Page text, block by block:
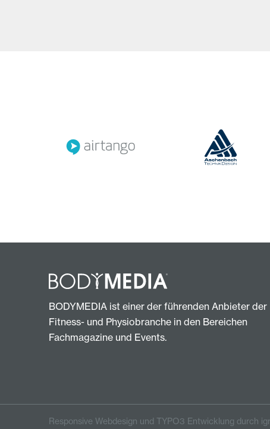
BODYMEDIA ist einer der führenden Anbieter der
Fitness- und Physiobranche in den Bereichen
Fachmagazine und Events.
Responsive Webdesign und TYPO3 Entwicklung durch